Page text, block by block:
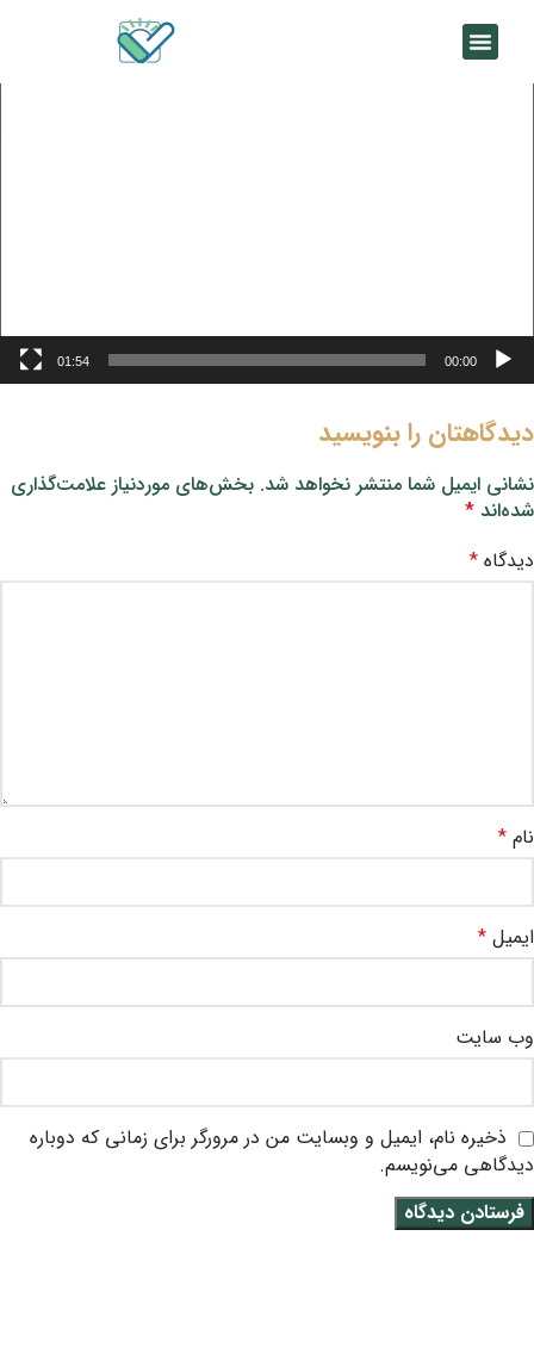
00:00
01:54
دیدگاهتان را بنویسید
نشانی ایمیل شما منتشر نخواهد شد. بخش‌های موردنیاز علامت‌گذاری
شده‌اند *
دیدگاه *
نام *
ایمیل *
وب‌ سایت
ذخیره نام، ایمیل و وبسایت من در مرورگر برای زمانی که دوباره
دیدگاهی می‌نویسم.